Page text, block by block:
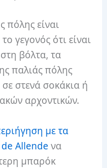
πόλης είναι
γεγονός ότι είναι
βόλτα, τα
παλιάς πόλης
στενά σοκάκια ή
αρχοντικών.
με τα
Allende να
μπαρόκ